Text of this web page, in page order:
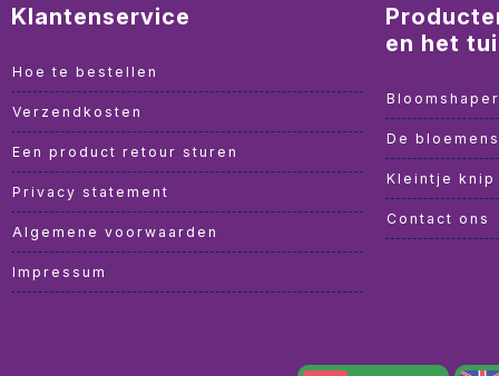
Klantenservice
Hoe te bestellen
Verzendkosten
Een product retour sturen
Privacy statement
Algemene voorwaarden
Impressum
en het
Bloomshaper
De
Kleintje knip
Contact ons